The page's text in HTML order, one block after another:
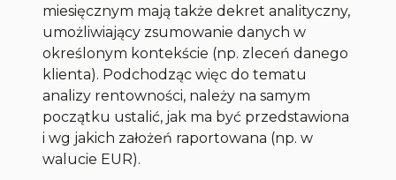
miesięcznym mają także dekret analityczny,
umożliwiający zsumowanie danych w
określonym kontekście (np. zleceń danego
klienta). Podchodząc więc do tematu
analizy rentowności, należy na samym
początku ustalić, jak ma być przedstawiona
i wg jakich założeń raportowana (np. w
walucie EUR).